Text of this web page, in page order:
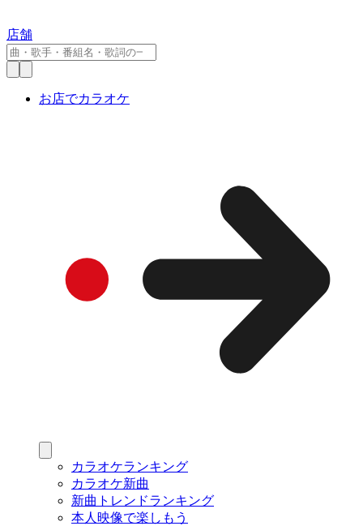
店舗
お店でカラオケ
カラオケランキング
カラオケ新曲
新曲トレンドランキング
本人映像で楽しもう